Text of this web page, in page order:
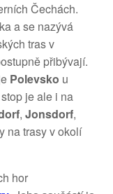
Čechách.
a se nazývá
tras v
přibývají.
Polevsko u
je ale i na
, Jonsdorf,
na trasy v okolí
hor